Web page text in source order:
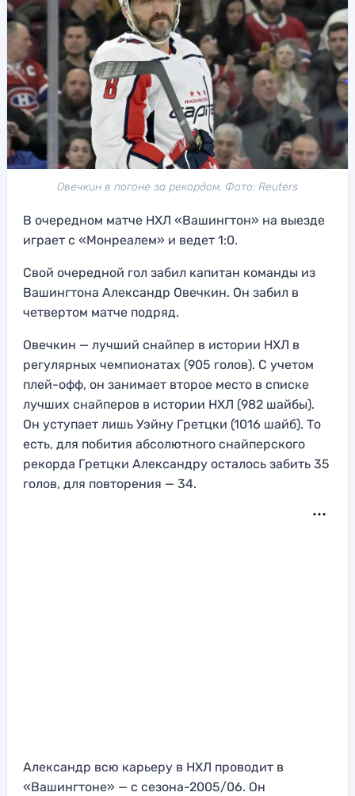
Овечкин в погоне за рекордом. Фото: Reuters
В очередном матче НХЛ «Вашингтон» на выезде
играет с «Монреалем» и ведет 1:0.
Свой очередной гол забил капитан команды из
Вашингтона Александр Овечкин. Он забил в
четвертом матче подряд.
Овечкин — лучший снайпер в истории НХЛ в
регулярных чемпионатах (905 голов). С учетом
плей-офф, он занимает второе место в списке
лучших снайперов в истории НХЛ (982 шайбы).
Он уступает лишь Уэйну Гретцки (1016 шайб). То
есть, для побития абсолютного снайперского
рекорда Гретцки Александру осталось забить 35
голов, для повторения — 34.
Александр всю карьеру в НХЛ проводит в
«Вашингтоне» — с сезона-2005/06. Он